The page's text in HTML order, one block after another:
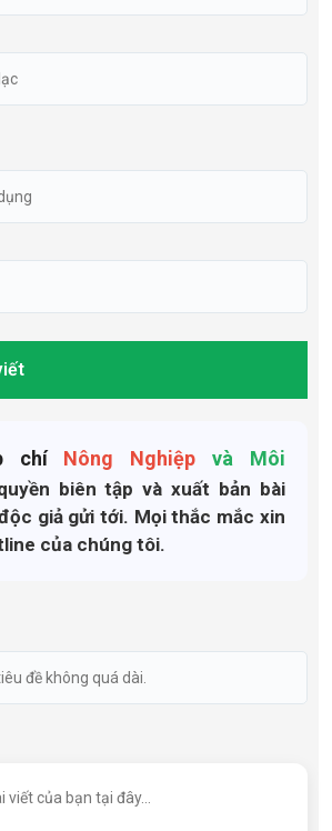
chí Nông Nghiệp
và Môi
biên tập và xuất bản bài
giả gửi tới. Mọi thắc mắc xin
của chúng tôi.